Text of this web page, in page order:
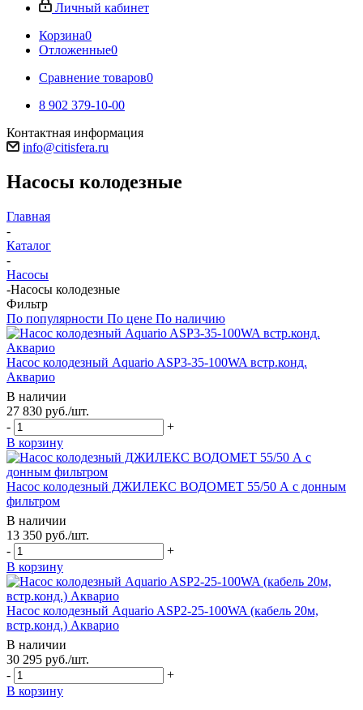
Личный кабинет
Корзина0
Отложенные0
Сравнение товаров0
8 902 379-10-00
Контактная информация
info@citisfera.ru
Насосы колодезные
Главная
-
Каталог
-
Насосы
-Насосы колодезные
Фильтр
По популярности По цене По наличию
Насос колодезный Aquario ASP3-35-100WA встр.конд.
Акварио
В наличии
27 830 руб./шт.
-
+
В корзину
Насос колодезный ДЖИЛЕКС ВОДОМЕТ 55/50 А с донным
фильтром
В наличии
13 350 руб./шт.
-
+
В корзину
Насос колодезный Aquario ASP2-25-100WA (кабель 20м,
встр.конд.) Акварио
В наличии
30 295 руб./шт.
-
+
В корзину